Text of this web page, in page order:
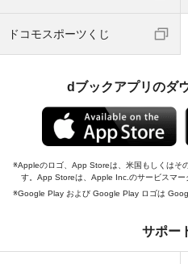
ドコモスポーツくじ
dブックアプリのダ
Appleのロゴ、App Storeは、米国もしくはそ
す。App Storeは、Apple Inc.のサービスマー
Google Play および Google Play ロゴは
サポー